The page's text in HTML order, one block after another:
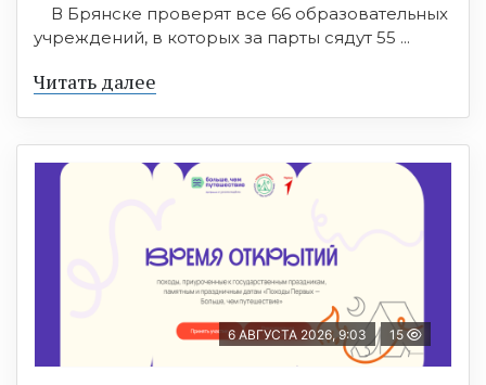
В Брянске проверят все 66 образовательных
учреждений, в которых за парты сядут 55 ...
Читать далее
6 АВГУСТА 2026, 9:03 15